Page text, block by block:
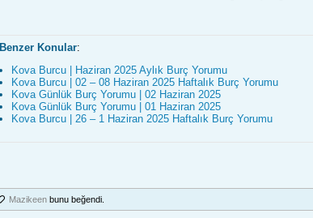
Benzer Konular:
Kova Burcu | Haziran 2025 Aylık Burç Yorumu
Kova Burcu | 02 – 08 Haziran 2025 Haftalık Burç Yorumu
Kova Günlük Burç Yorumu | 02 Haziran 2025
Kova Günlük Burç Yorumu | 01 Haziran 2025
Kova Burcu | 26 – 1 Haziran 2025 Haftalık Burç Yorumu
Mazikeenbunu beğendi.